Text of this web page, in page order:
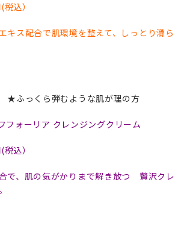
込）
キス配合で肌環境を整えて、しっとり滑ら
ふっくら弾むような肌が理の方
フォーリア クレンジングクリーム
込）
で、肌の気がかりまで解き放つ 贅沢クレ